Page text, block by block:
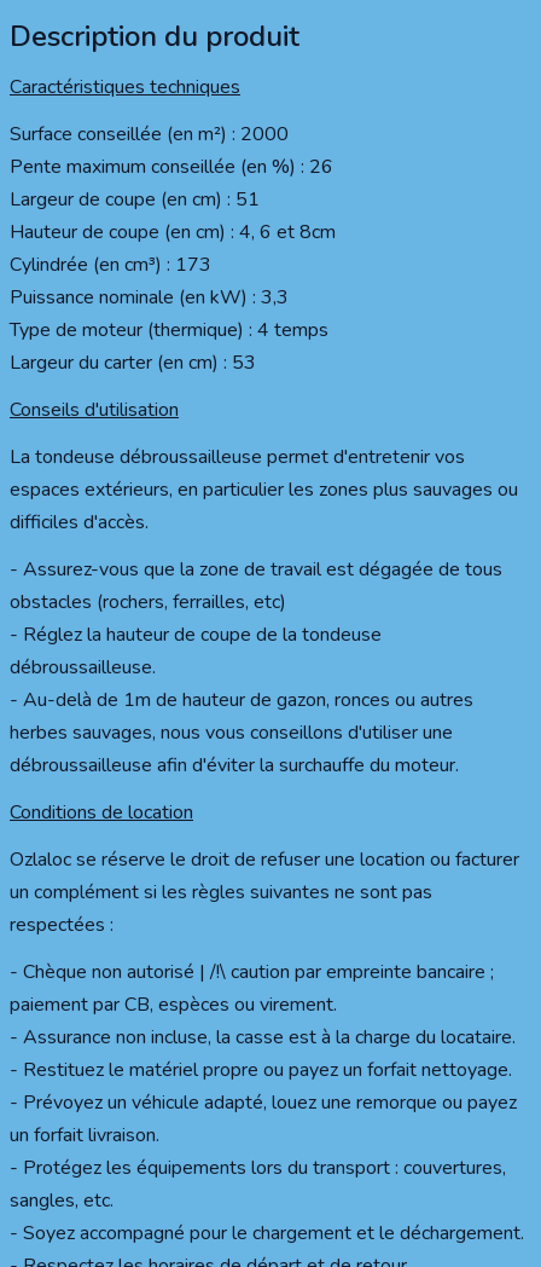
Description du produit
Caractéristiques techniques
Surface conseillée (en m²) : 2000
Pente maximum conseillée (en %) : 26
Largeur de coupe (en cm) : 51
Hauteur de coupe (en cm) : 4, 6 et 8cm
Cylindrée (en cm³) : 173
Puissance nominale (en kW) : 3,3
Type de moteur (thermique) : 4 temps
Largeur du carter (en cm) : 53
Conseils d'utilisation
La tondeuse débroussailleuse permet d'entretenir vos
espaces extérieurs, en particulier les zones plus sauvages ou
difficiles d'accès.
- Assurez-vous que la zone de travail est dégagée de tous
obstacles (rochers, ferrailles, etc)
- Réglez la hauteur de coupe de la tondeuse
débroussailleuse.
- Au-delà de 1m de hauteur de gazon, ronces ou autres
herbes sauvages, nous vous conseillons d'utiliser une
débroussailleuse afin d'éviter la surchauffe du moteur.
Conditions de location
Ozlaloc se réserve le droit de refuser une location ou facturer
un complément si les règles suivantes ne sont pas
respectées :
- Chèque non autorisé | /!\ caution par empreinte bancaire ;
paiement par CB, espèces ou virement.
- Assurance non incluse, la casse est à la charge du locataire.
- Restituez le matériel propre ou payez un forfait nettoyage.
- Prévoyez un véhicule adapté, louez une remorque ou payez
un forfait livraison.
- Protégez les équipements lors du transport : couvertures,
sangles, etc.
- Soyez accompagné pour le chargement et le déchargement.